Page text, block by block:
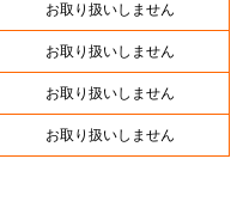
お取り扱いしません
お取り扱いしません
お取り扱いしません
お取り扱いしません